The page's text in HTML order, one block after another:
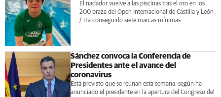
El nadador vuelve a las piscinas tras el oro en los
200 braza del Open Internacional de Castilla y León
/ Ha conseguido siete marcas mínimas
Sánchez convoca la Conferencia de
Presidentes ante el avance del
coronavirus
Está previsto que se reúnan esta semana, según ha
anunciado el presidente en la apertura del Congreso del